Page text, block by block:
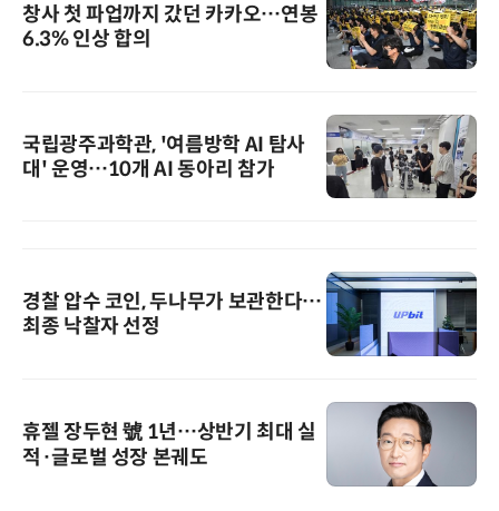
창사 첫 파업까지 갔던 카카오…연봉
6.3% 인상 합의
국립광주과학관, '여름방학 AI 탐사
대' 운영…10개 AI 동아리 참가
경찰 압수 코인, 두나무가 보관한다…
최종 낙찰자 선정
휴젤 장두현 號 1년…상반기 최대 실
적·글로벌 성장 본궤도